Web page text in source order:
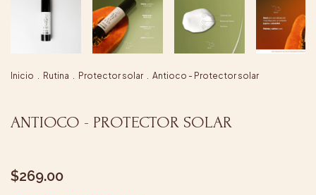
Inicio . Rutina . Protector solar . Antioco - Protector solar
ANTIOCO - PROTECTOR SOLAR
$269.00